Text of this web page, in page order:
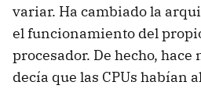
variar. Ha cambiado la
el funcionamiento del
procesador. De hecho, hace
decía que las CPUs habían